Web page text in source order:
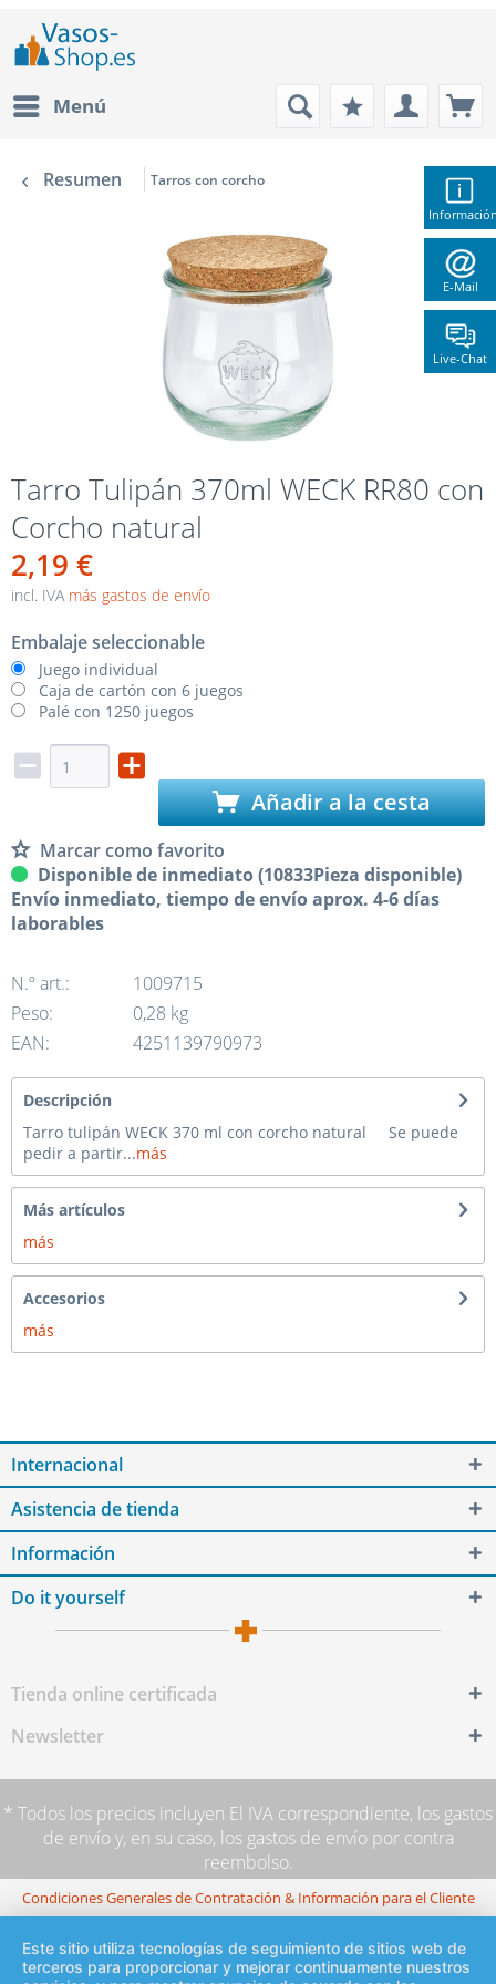
E-Mail
Live-Chat
Menú
Resumen Tarros con corcho
Tarro Tulipán 370ml WECK RR80 con
Corcho natural
2,19 €
incl. IVA más gastos de envío
Embalaje seleccionable
Juego individual
Caja de cartón con 6 juegos
Palé con 1250 juegos
Añadir a la cesta
Marcar como favorito
Disponible de inmediato (10833Pieza disponible)
Envío inmediato, tiempo de envío aprox. 4-6 días
laborables
N.º art.:
1009715
Peso:
0,28 kg
EAN:
4251139790973
Descripción
Tarro tulipán WECK 370 ml con corcho natural Se puede
pedir a partir...más
Más artículos
más
Accesorios
más
Internacional
Asistencia de tienda
Información
Do it yourself
Tienda online certificada
Newsletter
* Todos los precios incluyen El IVA correspondiente, los gastos
de envíoy, en su caso, los gastos de envío por contra
reembolso.
Condiciones Generales de Contratación & Información para el Cliente
Este sitio utiliza tecnologías de seguimiento de sitios web de
terceros para proporcionar y mejorar continuamente nuestros